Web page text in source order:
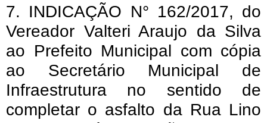
7. INDICAÇÃO N° 162/2017, do
Vereador Valteri Araujo da Silva
ao Prefeito Municipal com cópia
ao Secretário Municipal de
Infraestrutura no sentido de
completar o asfalto da Rua Lino